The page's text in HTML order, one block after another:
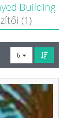
Building
(1)
6